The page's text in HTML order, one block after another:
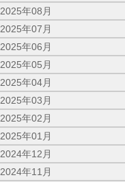
2025年08月
2025年07月
2025年06月
2025年05月
2025年04月
2025年03月
2025年02月
2025年01月
2024年12月
2024年11月